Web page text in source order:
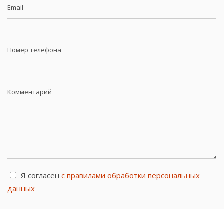
Я согласен с правилами обработки персональных
данных